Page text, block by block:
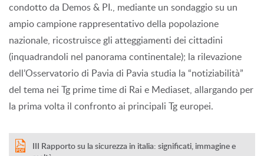
condotto da Demos & PI., mediante un sondaggio su un
ampio campione rappresentativo della popolazione
nazionale, ricostruisce gli atteggiamenti dei cittadini
(inquadrandoli nel panorama continentale); la rilevazione
dell’Osservatorio di Pavia di Pavia studia la “notiziabilità”
del tema nei Tg prime time di Rai e Mediaset, allargando per
la prima volta il confronto ai principali Tg europei.
III Rapporto su la sicurezza in italia: significati, immagine e